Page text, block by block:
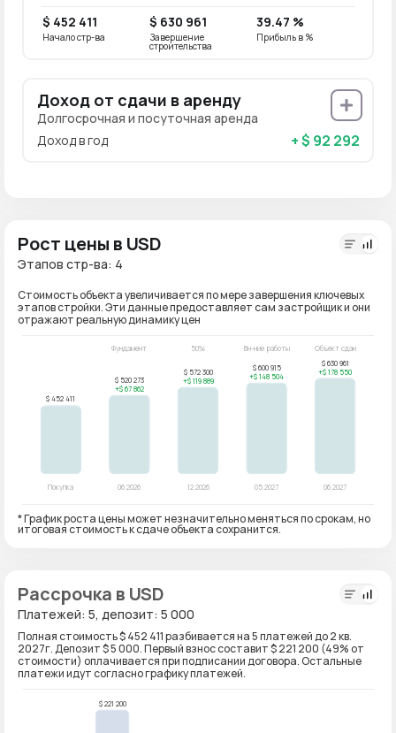
$ 452 411
Начало стр-ва
$ 630 961
Завершение
строительства
39.47 %
Прибыль в %
Доход от сдачи в аренду
Долгосрочная и посуточная аренда
Доход в год
+ $ 92 292
Рост цены в USD
Этапов стр-ва: 4
Стоимость объекта увеличивается по мере завершения ключевых
этапов стройки. Эти данные предоставляет сам застройщик и они
отражают реальную динамику цен
* График роста цены может незначительно меняться по срокам, но
итоговая стоимость к сдаче объекта сохранится.
Рассрочка в USD
Платежей: 5, депозит: 5 000
Полная стоимость $ 452 411 разбивается на 5 платежей до 2 кв.
2027г. Депозит $ 5 000. Первый взнос составит $ 221 200 (49% от
стоимости) оплачивается при подписании договора. Остальные
платежи идут согласно графику платежей.